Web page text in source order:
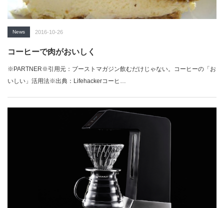
News 2016-10-26
コーヒーで肉がおいしく
※PARTNER※引用元：ブーストマガジン飲むだけじゃない。コーヒーの「お
いしい」活用法※出典：Lifehackerコーヒ…